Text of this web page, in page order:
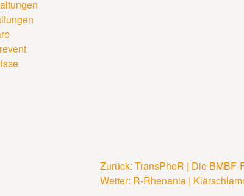
Beitragsnavigation
Zurück: TransPhoR | Die
Weiter: R-Rhenania |